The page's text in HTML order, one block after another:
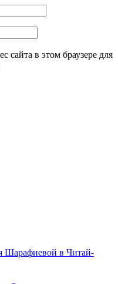
сайта в этом браузере для